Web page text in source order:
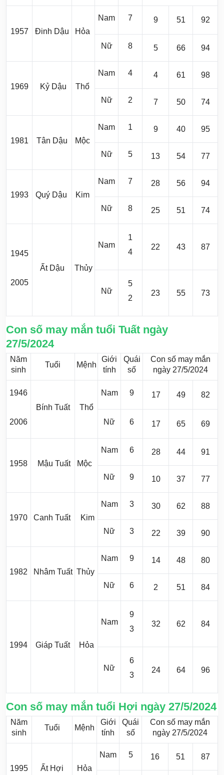
1957 Đinh Dậu Hỏa
Nam 7 9 51 92
Nữ 8 5 66 94
1969 Kỷ Dậu Thổ
Nam 4 4 61 98
Nữ 2 7 50 74
1981 Tân Dậu Mộc
Nam 1 9 40 95
Nữ 5 13 54 77
1993 Quý Dậu Kim
Nam 7 28 56 94
Nữ 8 25 51 74
1945
2005
Ất Dậu Thủy
Nam
1
4
22 43 87
Nữ
5
2
23 55 73
Con số may mắn tuổi Tuất ngày
27/5/2024
Năm
sinh
Tuổi Mệnh
Giới
tính
Quái
số
Con số may mắn
ngày 27/5/2024
1946
2006
Bính Tuất Thổ
Nam 9 17 49 82
Nữ 6 17 65 69
1958 Mậu Tuất Mộc
Nam 6 28 44 91
Nữ 9 10 37 77
1970 Canh Tuất Kim
Nam 3 30 62 88
Nữ 3 22 39 90
1982 Nhâm Tuất Thủy
Nam 9 14 48 80
Nữ 6 2 51 84
1994 Giáp Tuất Hỏa
Nam
9
3
32 62 84
Nữ
6
3
24 64 96
Con số may mắn tuổi Hợi ngày 27/5/2024
Năm
sinh
Tuổi Mệnh
Giới
tính
Quái
số
Con số may mắn
ngày 27/5/2024
1995 Ất Hợi Hỏa
Nam 5 16 51 87